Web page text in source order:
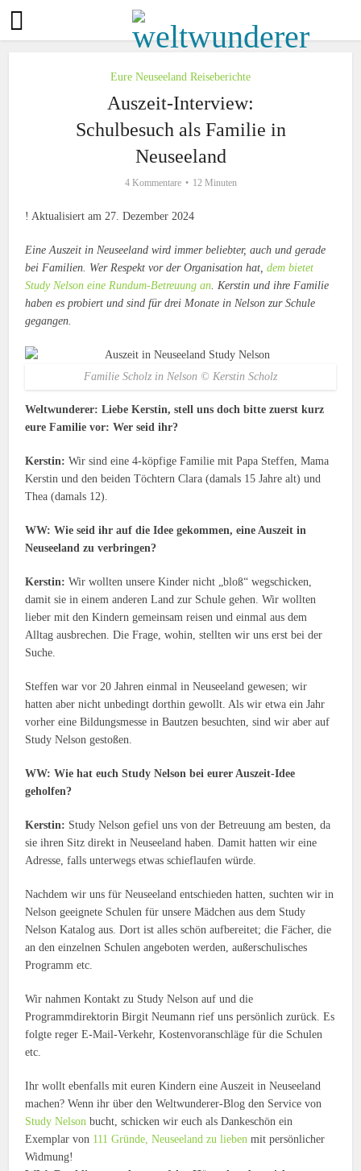
Eure Neuseeland Reiseberichte
Auszeit-Interview:
Schulbesuch als Familie in
Neuseeland
4 Kommentare 12 Minuten
! Aktualisiert am 27. Dezember 2024
Eine Auszeit in Neuseeland wird immer beliebter, auch und gerade
bei Familien. Wer Respekt vor der Organisation hat,dem bietet
Study Nelson eine Rundum-Betreuung an. Kerstin und ihre Familie
haben es probiert und sind für drei Monate in Nelson zur Schule
gegangen.
Familie Scholz in Nelson © Kerstin Scholz
Weltwunderer: Liebe Kerstin, stell uns doch bitte zuerst kurz
eure Familie vor: Wer seid ihr?
Kerstin: Wir sind eine 4-köpfige Familie mit Papa Steffen, Mama
Kerstin und den beiden Töchtern Clara (damals 15 Jahre alt) und
Thea (damals 12).
WW: Wie seid ihr auf die Idee gekommen, eine Auszeit in
Neuseeland zu verbringen?
Kerstin: Wir wollten unsere Kinder nicht „bloß“ wegschicken,
damit sie in einem anderen Land zur Schule gehen. Wir wollten
lieber mit den Kindern gemeinsam reisen und einmal aus dem
Alltag ausbrechen. Die Frage, wohin, stellten wir uns erst bei der
Suche.
Steffen war vor 20 Jahren einmal in Neuseeland gewesen; wir
hatten aber nicht unbedingt dorthin gewollt. Als wir etwa ein Jahr
vorher eine Bildungsmesse in Bautzen besuchten, sind wir aber auf
Study Nelson gestoßen.
WW: Wie hat euch Study Nelson bei eurer Auszeit-Idee
geholfen?
Kerstin: Study Nelson gefiel uns von der Betreuung am besten, da
sie ihren Sitz direkt in Neuseeland haben. Damit hatten wir eine
Adresse, falls unterwegs etwas schieflaufen würde.
Nachdem wir uns für Neuseeland entschieden hatten, suchten wir in
Nelson geeignete Schulen für unsere Mädchen aus dem Study
Nelson Katalog aus. Dort ist alles schön aufbereitet; die Fächer, die
an den einzelnen Schulen angeboten werden, außerschulisches
Programm etc.
Wir nahmen Kontakt zu Study Nelson auf und die
Programmdirektorin Birgit Neumann rief uns persönlich zurück. Es
folgte reger E-Mail-Verkehr, Kostenvoranschläge für die Schulen
etc.
Ihr wollt ebenfalls mit euren Kindern eine Auszeit in Neuseeland
machen? Wenn ihr über den Weltwunderer-Blog den Service von
Study Nelson bucht, schicken wir euch als Dankeschön ein
Exemplar von 111 Gründe, Neuseeland zu lieben mit persönlicher
Widmung!